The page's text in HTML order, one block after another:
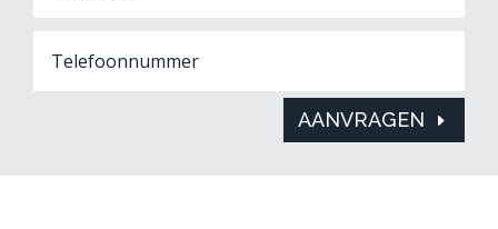
AANVRAGEN